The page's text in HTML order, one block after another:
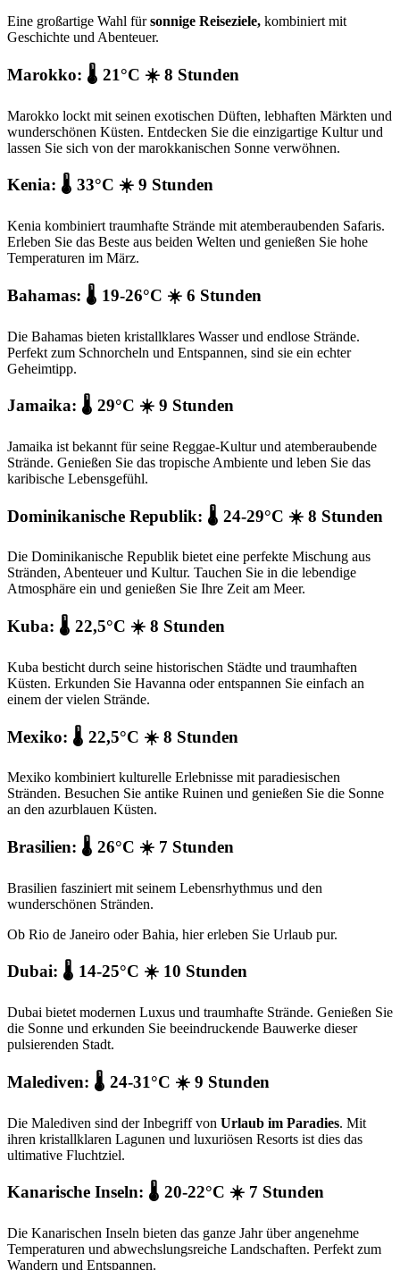
Eine großartige Wahl fürsonnige Reiseziele, kombiniert mit
Geschichte und Abenteuer.
Marokko: 🌡️ 21°C ☀️ 8 Stunden
Marokko lockt mit seinen exotischen Düften, lebhaften Märkten und
wunderschönen Küsten. Entdecken Sie die einzigartige Kultur und
lassen Sie sich von der marokkanischen Sonne verwöhnen.
Kenia: 🌡️ 33°C ☀️ 9 Stunden
Kenia kombiniert traumhafte Strände mit atemberaubenden Safaris.
Erleben Sie das Beste aus beiden Welten und genießen Sie hohe
Temperaturen im März.
Bahamas: 🌡️ 19-26°C ☀️ 6 Stunden
Die Bahamas bieten kristallklares Wasser und endlose Strände.
Perfekt zum Schnorcheln und Entspannen, sind sie ein echter
Geheimtipp.
Jamaika: 🌡️ 29°C ☀️ 9 Stunden
Jamaika ist bekannt für seine Reggae-Kultur und atemberaubende
Strände. Genießen Sie das tropische Ambiente und leben Sie das
karibische Lebensgefühl.
Dominikanische Republik: 🌡️ 24-29°C ☀️ 8 Stunden
Die Dominikanische Republik bietet eine perfekte Mischung aus
Stränden, Abenteuer und Kultur. Tauchen Sie in die lebendige
Atmosphäre ein und genießen Sie Ihre Zeit am Meer.
Kuba: 🌡️ 22,5°C ☀️ 8 Stunden
Kuba besticht durch seine historischen Städte und traumhaften
Küsten. Erkunden Sie Havanna oder entspannen Sie einfach an
einem der vielen Strände.
Mexiko: 🌡️ 22,5°C ☀️ 8 Stunden
Mexiko kombiniert kulturelle Erlebnisse mit paradiesischen
Stränden. Besuchen Sie antike Ruinen und genießen Sie die Sonne
an den azurblauen Küsten.
Brasilien: 🌡️ 26°C ☀️ 7 Stunden
Brasilien fasziniert mit seinem Lebensrhythmus und den
wunderschönen Stränden.
Ob Rio de Janeiro oder Bahia, hier erleben Sie Urlaub pur.
Dubai: 🌡️ 14-25°C ☀️ 10 Stunden
Dubai bietet modernen Luxus und traumhafte Strände. Genießen Sie
die Sonne und erkunden Sie beeindruckende Bauwerke dieser
pulsierenden Stadt.
Malediven: 🌡️ 24-31°C ☀️ 9 Stunden
Die Malediven sind der Inbegriff von Urlaub im Paradies. Mit
ihren kristallklaren Lagunen und luxuriösen Resorts ist dies das
ultimative Fluchtziel.
Kanarische Inseln: 🌡️ 20-22°C ☀️ 7 Stunden
Die Kanarischen Inseln bieten das ganze Jahr über angenehme
Temperaturen und abwechslungsreiche Landschaften. Perfekt zum
Wandern und Entspannen.